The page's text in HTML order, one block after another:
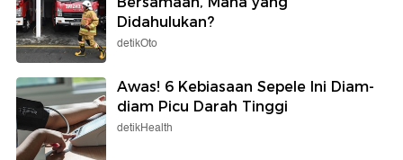
Didahulukan?
detikOto
Awas! 6 Kebiasaan Sepele Ini Diam-
diam Picu Darah Tinggi
detikHealth